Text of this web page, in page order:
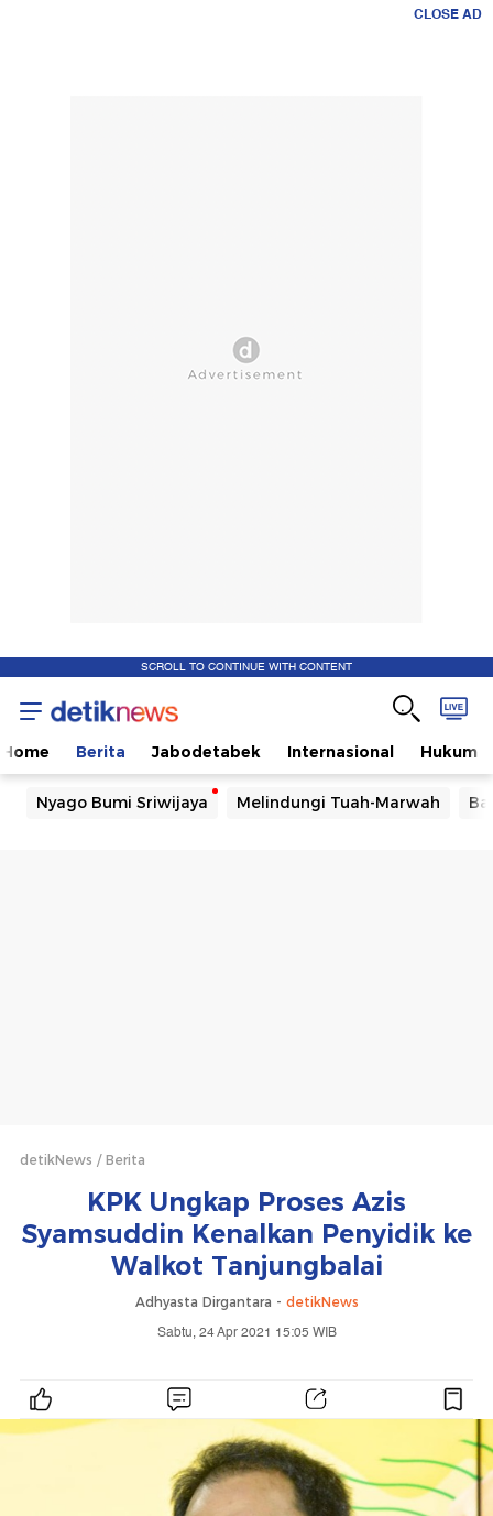
CLOSE AD
SCROLL TO CONTINUE WITH CONTENT
Home Berita Jabodetabek Internasional Hukum
Nyago Bumi Sriwijaya Melindungi Tuah-Marwah
detikNews Berita
KPK Ungkap Proses Azis
Syamsuddin Kenalkan Penyidik ke
Walkot Tanjungbalai
Adhyasta Dirgantara - detikNews
Sabtu, 24 Apr 2021 15:05 WIB